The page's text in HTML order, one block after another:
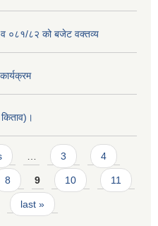
०८१/८२ को बजेट वक्तव्य
3 4
8 9 10 11
last »